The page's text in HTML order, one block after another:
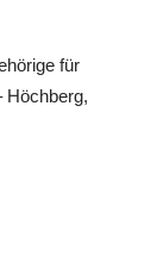
für
Höchberg,